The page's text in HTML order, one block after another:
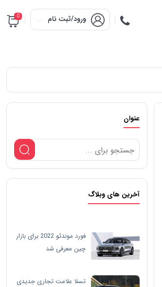
ورود/ثبت نام 0
عنوان
آخرین های وبلاگ
فورد موندئو 2022 برای بازار
چین معرفی شد
تسلا علامت تجاری جدیدی